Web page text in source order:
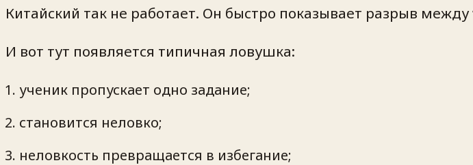
Китайский так не работает. Он быстро показывает разрыв между
И вот тут появляется типичная ловушка:
ученик пропускает одно задание;
становится неловко;
неловкость превращается в избегание;